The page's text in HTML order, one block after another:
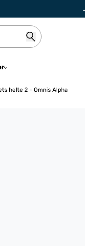
helte 2 - Omnis Alpha